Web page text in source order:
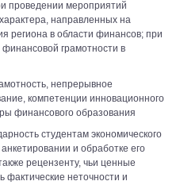
проведении мероприятий
направленных на
региона в области финансов; при
грамотности в
непрерывное
компетенции инновационного
финансового образования
студентам экономического
и обработке его
рецензенту, чьи ценные
фактические неточности и